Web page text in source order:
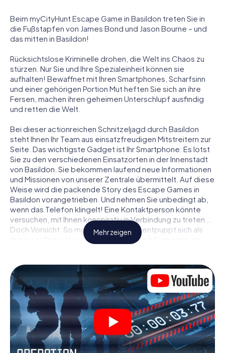
Beim myCityHunt Escape Game in Basildon treten Sie in
die Fußstapfen von James Bond und Jason Bourne – und
das mitten in Basildon!
Rücksichtslose Kriminelle drohen, die Welt ins Chaos zu
stürzen. Nur Sie und Ihre Spezialeinheit können sie
aufhalten! Bewaffnet mit Ihren Smartphones, Scharfsinn
und einer gehörigen Portion Mut heften Sie sich an ihre
Fersen, machen ihren geheimen Unterschlupf ausfindig
und retten die Welt.
Bei dieser actionreichen Schnitzeljagd durch Basildon
steht Ihnen Ihr Team aus einsatzfreudigen Mitstreitern zur
Seite. Das wichtigste Gadget ist Ihr Smartphone: Es lotst
Sie zu den verschiedenen Einsatzorten in der Innenstadt
von Basildon. Sie bekommen laufend neue Informationen
und Missionen von unserer Zentrale übermittelt. Auf diese
Weise wird die packende Story des Escape Games in
Basildon vorangetrieben. Und nehmen Sie unbedingt ab,
wenn das Telefon klingelt! Eine Kontaktperson könnte
versuchen, mit Ihnen konspirativ in Verbindung zu treten …
Doch Vorsicht: So mancher Informant entpuppt sich als
dubioser Doppelagent und so manche Information als
Sie niemandem!
Anders als in einem klassischen Escape Room in Basildon
sind Sie also nicht in ein Zimmer eingesperrt, aus dem Sie
sich in einem vorgegebenen Zeitfenster befreien
müssen. Diese Smartphone Schnitzeljagd erklärt ganz
Basildon zu Ihrem persönlichen Spielfeld! Die technische
Voraussetzung für Ihr Agentenabenteuer in Basildon: Ein
Smartphone mit Zugang ins mobile Internet. Per Klick
Mehr zeigen